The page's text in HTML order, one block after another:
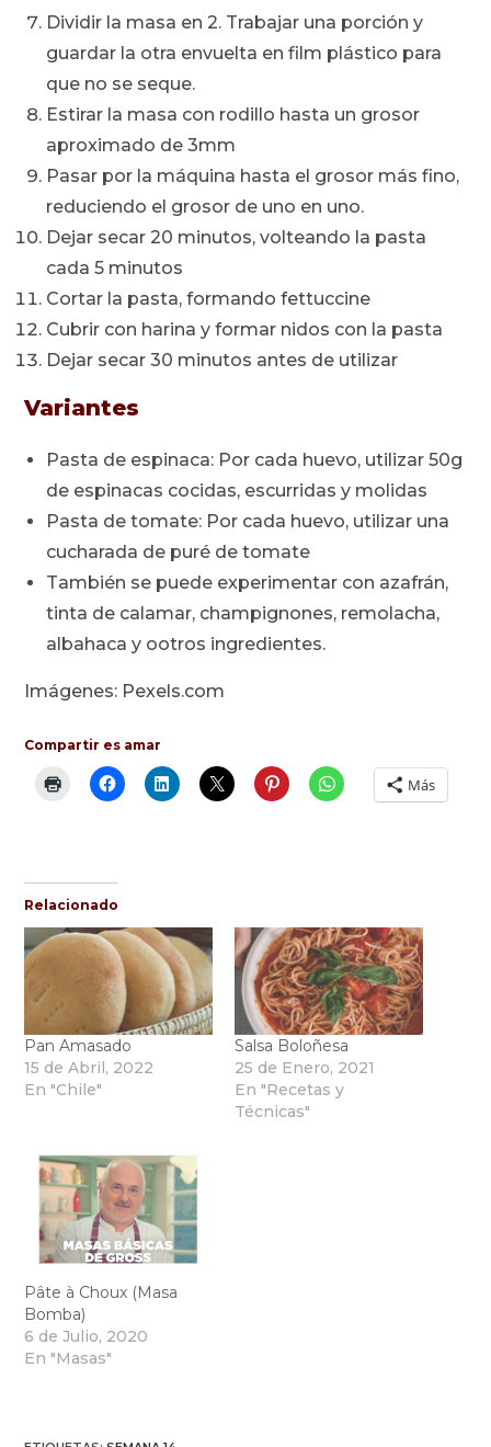
Dividir la masa en 2. Trabajar una porción y
guardar la otra envuelta en film plástico para
que no se seque.
Estirar la masa con rodillo hasta un grosor
aproximado de 3mm
Pasar por la máquina hasta el grosor más fino,
reduciendo el grosor de uno en uno.
Dejar secar 20 minutos, volteando la pasta
cada 5 minutos
Cortar la pasta, formando fettuccine
Cubrir con harina y formar nidos con la pasta
Dejar secar 30 minutos antes de utilizar
Variantes
Pasta de espinaca: Por cada huevo, utilizar 50g
de espinacas cocidas, escurridas y molidas
Pasta de tomate: Por cada huevo, utilizar una
cucharada de puré de tomate
También se puede experimentar con azafrán,
tinta de calamar, champignones, remolacha,
albahaca y ootros ingredientes.
Imágenes: Pexels.com
Compartir es amar
Más
Relacionado
Pan Amasado
15 de Abril, 2022
En "Chile"
Salsa Boloñesa
25 de Enero, 2021
En "Recetas y
Técnicas"
Pâte à Choux (Masa
Bomba)
6 de Julio, 2020
En "Masas"